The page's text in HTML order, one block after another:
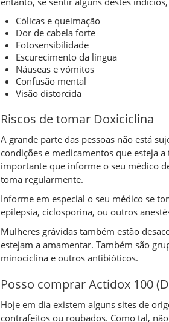
Cólicas e queimação
Dor de cabela forte
Fotosensibilidade
Escurecimento da língua
Náuseas e vómitos
Confusão mental
Visão distorcida
Riscos de tomar Doxiciclina
A grande parte das pessoas não está
condições e medicamentos que esteja
importante que informe o seu médico
toma regularmente.
Informe em especial o seu médico se
epilepsia, ciclosporina, ou outros
Mulheres grávidas também estão
estejam a amamentar. Também são
minociclina e outros antibióticos.
Posso comprar Actidox 100
Hoje em dia existem alguns sites de
contrafeitos ou roubados. Como tal,